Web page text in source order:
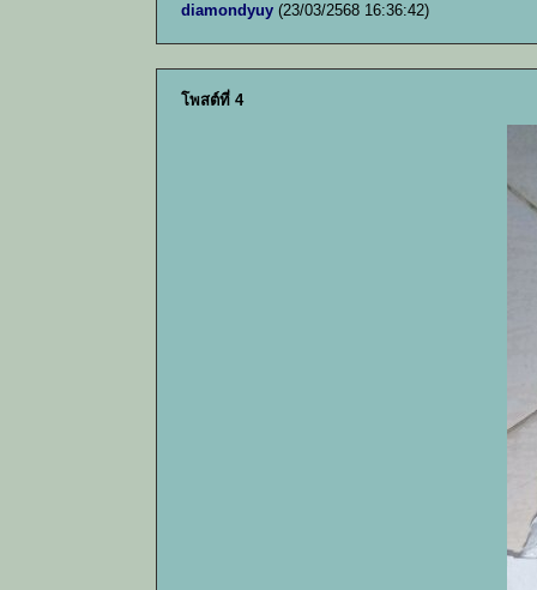
diamondyuy (23/03/2568 16:36:42)
โพสต์ที่ 4